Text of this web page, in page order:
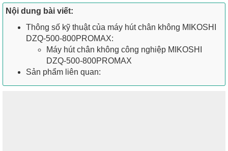
Nội dung bài viết:
Thông số kỹ thuật của máy hút chân không MIKOSHI
DZQ-500-800PROMAX:
Máy hút chân không công nghiệp MIKOSHI
DZQ-500-800PROMAX
Sản phẩm liên quan: